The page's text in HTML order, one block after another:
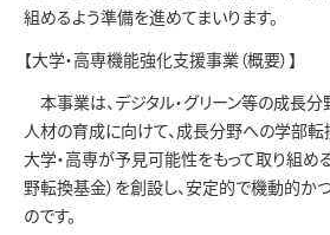
組めるよう準備を進めてまいります。
【大学・高専機能強化支援事業（概要）】
本事業は、デジタル・グリーン等の成長
人材の育成に向けて、成長分野への学部
大学・高専が予見可能性をもって取り組め
野転換基金）を創設し、安定的で機動的か
のです。